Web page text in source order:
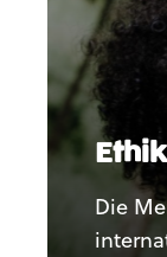
Ethik
Die